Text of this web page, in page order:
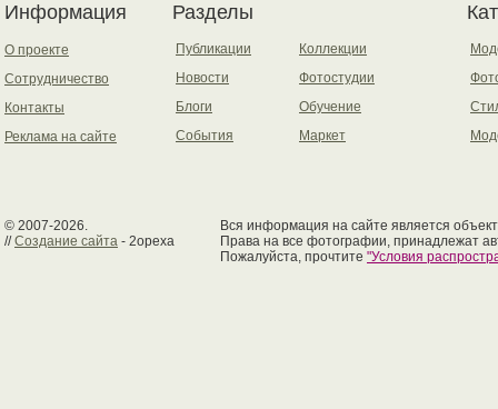
Информация
О проекте
Сотрудничество
Контакты
Реклама на сайте
Разделы
Публикации
Новости
Блоги
События
Коллекции
Фотостудии
Обучение
Маркет
© 2007-2026.
//Создание сайта - 2opexa
Вся информация на сайте является
Права на все фотографии, принадлежат
Пожалуйста, прочтите "Условия